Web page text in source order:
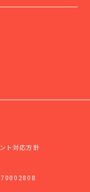
ト対応方針